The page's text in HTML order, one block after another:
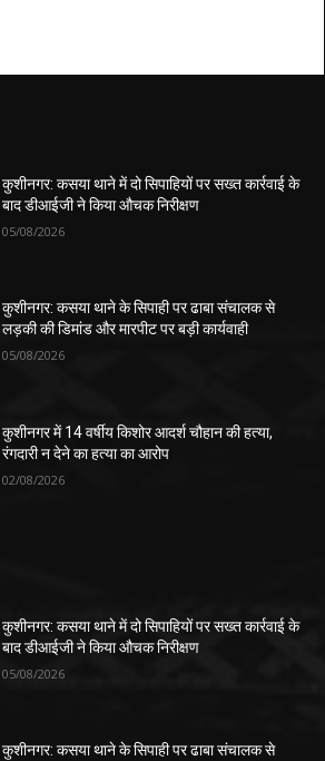
कुशीनगर: कसया थाने में दो सिपाहियों पर सख्त कार्रवाई के
बाद डीआईजी ने किया औचक निरीक्षण
05/08/2026
कुशीनगर: कसया थाने के सिपाही पर ढाबा संचालक से
लड़की की डिमांड और मारपीट पर बड़ी कार्यवाही
05/08/2026
कुशीनगर में 14 वर्षीय किशोर आदर्श चौहान की हत्या,
रंगदारी न देने का हत्या का आरोप
02/08/2026
कुशीनगर: कसया थाने में दो सिपाहियों पर सख्त कार्रवाई के
बाद डीआईजी ने किया औचक निरीक्षण
05/08/2026
कुशीनगर: कसया थाने के सिपाही पर ढाबा संचालक से